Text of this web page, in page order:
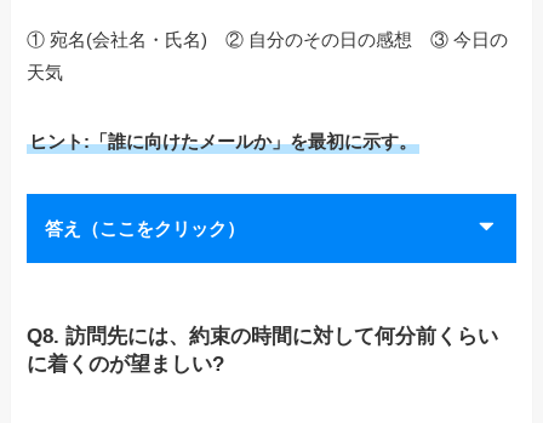
① 宛名(会社名・氏名) ② 自分のその日の感想 ③ 今日の
天気
ヒント:「誰に向けたメールか」を最初に示す。
答え（ここをクリック）
Q8. 訪問先には、約束の時間に対して何分前くらい
に着くのが望ましい?